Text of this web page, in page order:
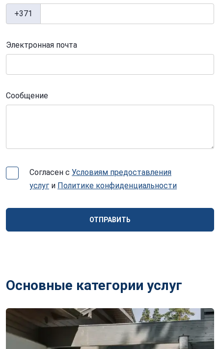
+371
Электронная почта
Сообщение
Согласен с Условиям предоставления
услуг и Политике конфиденциальности
ОТПРАВИТЬ
Основные категории услуг